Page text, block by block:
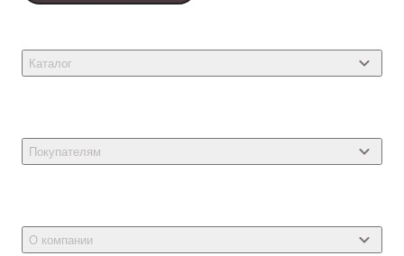
Каталог
Товары для собак
Товары для птиц
Покупателям
Новости
О компании